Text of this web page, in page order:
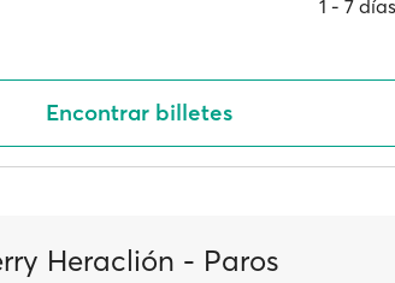
1 ‐ 7
Encontrar billetes
Heraclión - Paros